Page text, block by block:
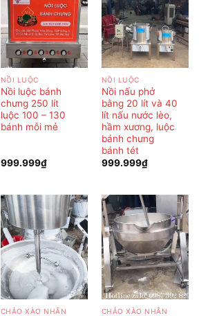
NỒI LUỘC
Nồi luộc bánh
chưng 250 lít
luộc 100 – 130
bánh mỗi mẻ
999.999₫
NỒI LUỘC
Nồi nấu phở
bằng 20 lít và 40
lít nấu nước lèo,
hầm xương, luộc
bánh chưng
bánh tét
999.999₫
CHẢO XÀO NHÂN CHẢO XÀO NHÂN